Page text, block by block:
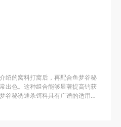
绍的窝料打窝后，再配合鱼梦谷秘
出色。这种组合能够显著提高钓获
谷秘诱通杀饵料具有广谱的适用性